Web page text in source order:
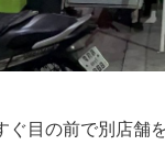
ぐ目の前で別店舗